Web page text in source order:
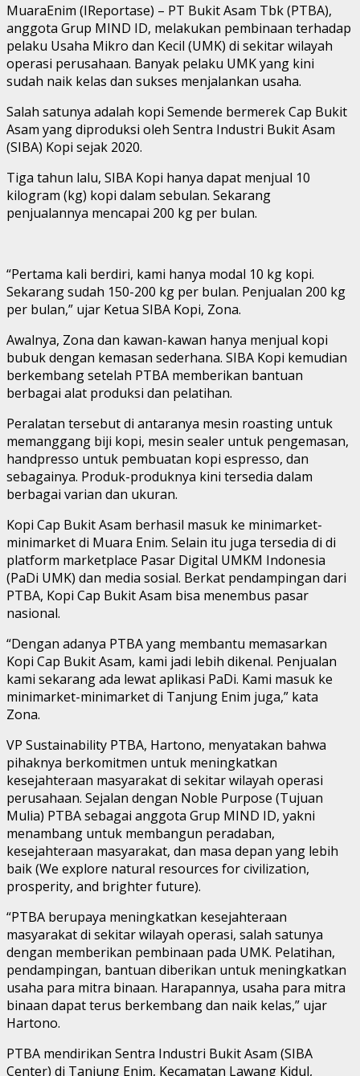
MuaraEnim (IReportase) – PT Bukit Asam Tbk (PTBA),
anggota Grup MIND ID, melakukan pembinaan terhadap
pelaku Usaha Mikro dan Kecil (UMK) di sekitar wilayah
operasi perusahaan. Banyak pelaku UMK yang kini
sudah naik kelas dan sukses menjalankan usaha.
Salah satunya adalah kopi Semende bermerek Cap Bukit
Asam yang diproduksi oleh Sentra Industri Bukit Asam
(SIBA) Kopi sejak 2020.
Tiga tahun lalu, SIBA Kopi hanya dapat menjual 10
kilogram (kg) kopi dalam sebulan. Sekarang
penjualannya mencapai 200 kg per bulan.
“Pertama kali berdiri, kami hanya modal 10 kg kopi.
Sekarang sudah 150-200 kg per bulan. Penjualan 200 kg
per bulan,” ujar Ketua SIBA Kopi, Zona.
Awalnya, Zona dan kawan-kawan hanya menjual kopi
bubuk dengan kemasan sederhana. SIBA Kopi kemudian
berkembang setelah PTBA memberikan bantuan
berbagai alat produksi dan pelatihan.
Peralatan tersebut di antaranya mesin roasting untuk
memanggang biji kopi, mesin sealer untuk pengemasan,
handpresso untuk pembuatan kopi espresso, dan
sebagainya. Produk-produknya kini tersedia dalam
berbagai varian dan ukuran.
Kopi Cap Bukit Asam berhasil masuk ke minimarket-
minimarket di Muara Enim. Selain itu juga tersedia di di
platform marketplace Pasar Digital UMKM Indonesia
(PaDi UMK) dan media sosial. Berkat pendampingan dari
PTBA, Kopi Cap Bukit Asam bisa menembus pasar
nasional.
“Dengan adanya PTBA yang membantu memasarkan
Kopi Cap Bukit Asam, kami jadi lebih dikenal. Penjualan
kami sekarang ada lewat aplikasi PaDi. Kami masuk ke
minimarket-minimarket di Tanjung Enim juga,” kata
Zona.
VP Sustainability PTBA, Hartono, menyatakan bahwa
pihaknya berkomitmen untuk meningkatkan
kesejahteraan masyarakat di sekitar wilayah operasi
perusahaan. Sejalan dengan Noble Purpose (Tujuan
Mulia) PTBA sebagai anggota Grup MIND ID, yakni
menambang untuk membangun peradaban,
kesejahteraan masyarakat, dan masa depan yang lebih
baik (We explore natural resources for civilization,
prosperity, and brighter future).
“PTBA berupaya meningkatkan kesejahteraan
masyarakat di sekitar wilayah operasi, salah satunya
dengan memberikan pembinaan pada UMK. Pelatihan,
pendampingan, bantuan diberikan untuk meningkatkan
usaha para mitra binaan. Harapannya, usaha para mitra
binaan dapat terus berkembang dan naik kelas,” ujar
Hartono.
PTBA mendirikan Sentra Industri Bukit Asam (SIBA
Center) di Tanjung Enim, Kecamatan Lawang Kidul,